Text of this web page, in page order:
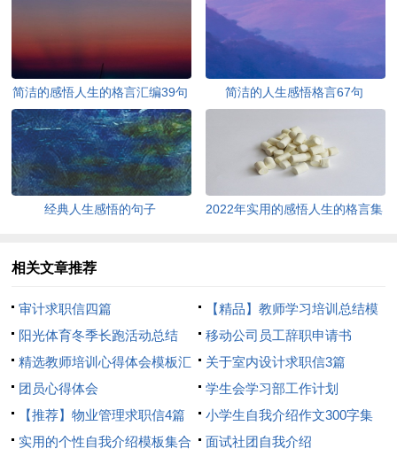
简洁的感悟人生的格言汇编39句 简洁的人生感悟格言67句
经典人生感悟的句子
2022年实用的感悟人生的格言集
相关文章推荐
审计求职信四篇
【精品】教师学习培训总结模
板8篇
阳光体育冬季长跑活动总结
移动公司员工辞职申请书
精选教师培训心得体会模板汇
总8篇
关于室内设计求职信3篇
团员心得体会
学生会学习部工作计划
【推荐】物业管理求职信4篇
小学生自我介绍作文300字集
合7篇
实用的个性自我介绍模板集合 面试社团自我介绍